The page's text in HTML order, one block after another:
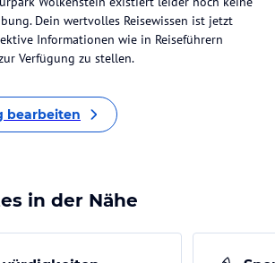
Dein wertvolles Reisewissen ist jetzt
Informationen wie in Reiseführern
Verfügung zu stellen.
bearbeiten
in der Nähe